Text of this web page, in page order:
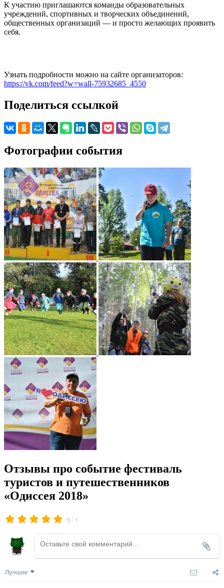
К участию приглашаются команды образовательных
учреждений, спортивных и творческих объединений,
общественных организаций — и просто желающих проявить
себя.
Узнать подробности можно на сайте организаторов:
https://vk.com/feed?w=wall-75932685_4550
Поделиться ссылкой
Фотографии события
Отзывы про событие фестиваль
туристов и путешественников
«Одиссея 2018»
5 / 1
Лучшие